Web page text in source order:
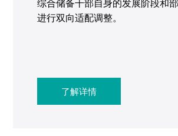
进行双向适配调整。
了解详情